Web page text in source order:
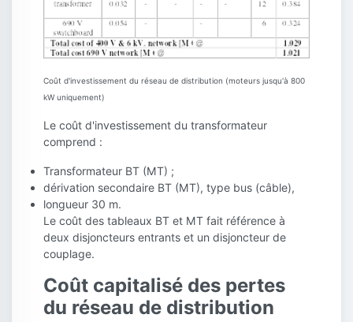
Coût d'investissement du réseau de distribution (moteurs jusqu'à 800
kW uniquement)
Le coût d'investissement du transformateur
comprend :
Transformateur BT (MT) ;
dérivation secondaire BT (MT), type bus (câble),
longueur 30 m.
Le coût des tableaux BT et MT fait référence à
deux disjoncteurs entrants et un disjoncteur de
couplage.
Coût capitalisé des pertes
du réseau de distribution